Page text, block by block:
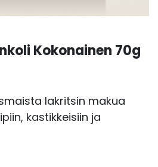
Kokonainen 70g
lakritsin makua
kastikkeisiin ja